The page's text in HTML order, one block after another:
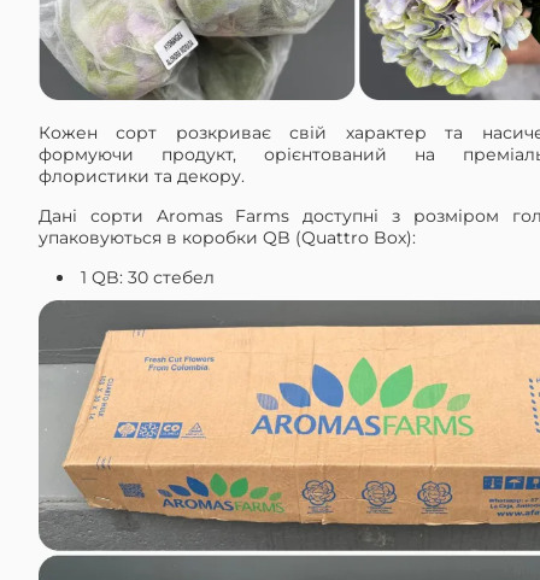
Кожен сорт розкриває свій характер та
формуючи продукт, орієнтований на
флористики та декору.
Дані сорти Aromas Farms доступні з розміром
упаковуються в коробки QB (Quattro Box):
1 QB: 30 стебел